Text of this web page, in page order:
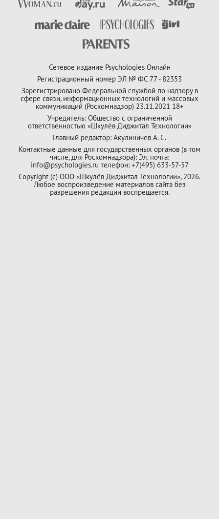
Сетевое издание Psychologies Онлайн
Регистрационный номер ЭЛ № ФС 77 - 82353
Зарегистрировано Федеральной службой по надзору в
сфере связи, информационных технологий и массовых
коммуникаций (Роскомнадзор) 23.11.2021 18+
Учредитель: Общество с ограниченной
ответственностью «Шкулёв Диджитал Технологии»
Главный редактор: Акулиничев А. С.
Контактные данные для государственных органов (в том
числе, для Роскомнадзора): Эл. почта:
info@psychologies.ru телефон: +7(495) 633-57-57
Copyright (с) ООО «Шкулёв Диджитал Технологии», 2026.
Любое воспроизведение материалов сайта без
разрешения редакции воспрещается.